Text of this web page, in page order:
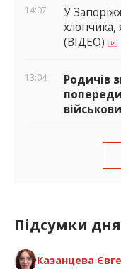
14:07
У
(ВІДЕО)
13:04
Родичів
Підсумки дня
Казанцева